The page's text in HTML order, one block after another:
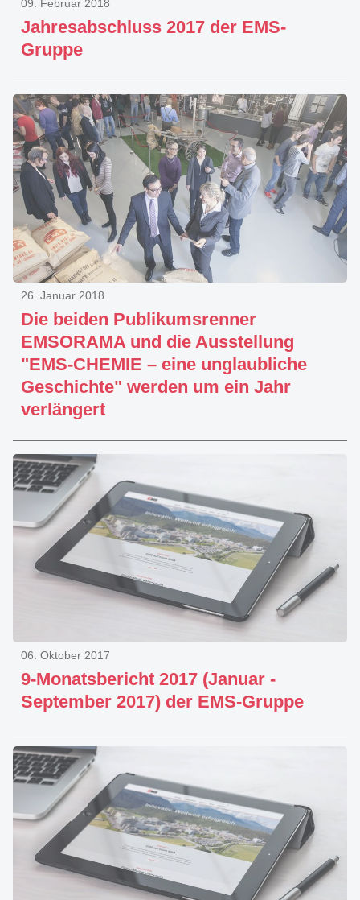
Jahresabschluss 2017 der EMS-
Gruppe
09. Februar 2018
Die beiden Publikumsrenner
EMSORAMA und die Ausstellung
"EMS-CHEMIE – eine unglaubliche
Geschichte" werden um ein Jahr
verlängert
26. Januar 2018
9-Monatsbericht 2017 (Januar -
September 2017) der EMS-Gruppe
06. Oktober 2017